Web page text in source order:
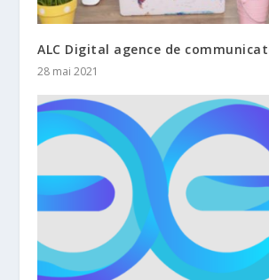
ALC Digital agence de
28 mai 2021